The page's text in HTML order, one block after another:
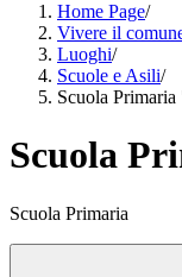
Home Page/
Vivere il
Luoghi/
Scuole e Asili/
Scuola
Scuola
Scuola Primaria